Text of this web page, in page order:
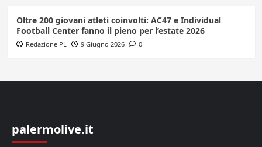
Oltre 200 giovani atleti coinvolti: AC47 e Individual
Football Center fanno il pieno per l’estate 2026
Redazione PL 9 Giugno 2026 0
palermolive.it